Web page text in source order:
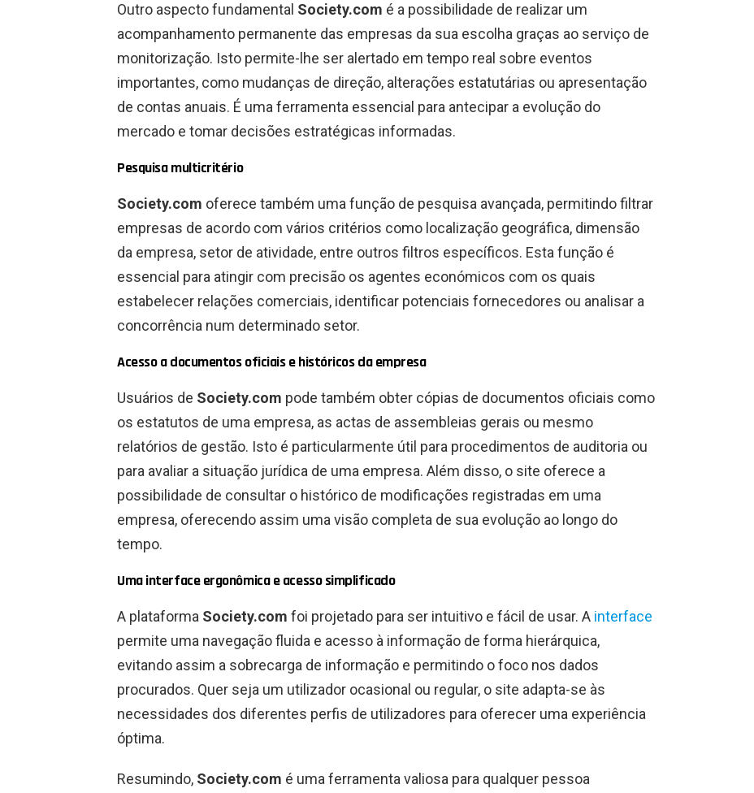
Outro aspecto fundamental Society.com é a possibilidade de realizar um
acompanhamento permanente das empresas da sua escolha graças ao serviço de
monitorização. Isto permite-lhe ser alertado em tempo real sobre eventos
importantes, como mudanças de direção, alterações estatutárias ou apresentação
de contas anuais. É uma ferramenta essencial para antecipar a evolução do
mercado e tomar decisões estratégicas informadas.
Pesquisa multicritério
Society.com oferece também uma função de pesquisa avançada, permitindo filtrar
empresas de acordo com vários critérios como localização geográfica, dimensão
da empresa, setor de atividade, entre outros filtros específicos. Esta função é
essencial para atingir com precisão os agentes económicos com os quais
estabelecer relações comerciais, identificar potenciais fornecedores ou analisar a
concorrência num determinado setor.
Acesso a documentos oficiais e históricos da empresa
Usuários de Society.com pode também obter cópias de documentos oficiais como
os estatutos de uma empresa, as actas de assembleias gerais ou mesmo
relatórios de gestão. Isto é particularmente útil para procedimentos de auditoria ou
para avaliar a situação jurídica de uma empresa. Além disso, o site oferece a
possibilidade de consultar o histórico de modificações registradas em uma
empresa, oferecendo assim uma visão completa de sua evolução ao longo do
tempo.
Uma interface ergonômica e acesso simplificado
A plataforma Society.com foi projetado para ser intuitivo e fácil de usar. A interface
permite uma navegação fluida e acesso à informação de forma hierárquica,
evitando assim a sobrecarga de informação e permitindo o foco nos dados
procurados. Quer seja um utilizador ocasional ou regular, o site adapta-se às
necessidades dos diferentes perfis de utilizadores para oferecer uma experiência
óptima.
Resumindo, Society.com é uma ferramenta valiosa para qualquer pessoa